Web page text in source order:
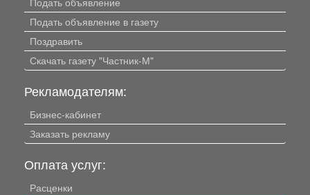
Подать объявление в газету
Поздравить
Скачать газету "Частник-М"
Рекламодателям:
Бизнес-кабинет
Заказать рекламу
Оплата услуг:
Расценки